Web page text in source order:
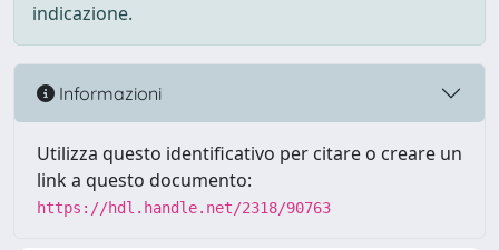
indicazione.
Informazioni
Utilizza questo identificativo per citare o creare un
link a questo documento:
https://hdl.handle.net/2318/90763